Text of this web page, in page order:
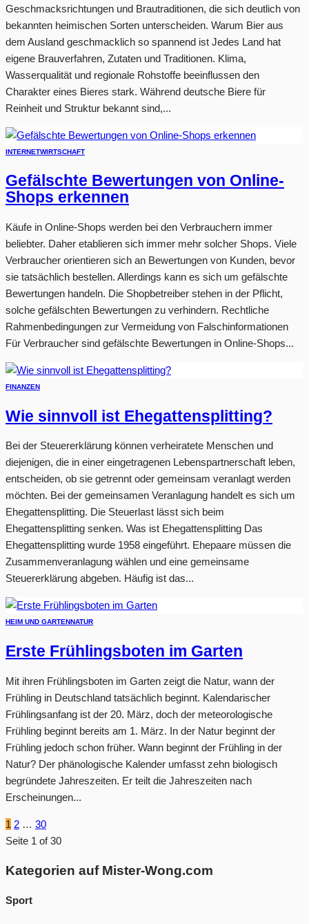
Geschmacksrichtungen und Brautraditionen, die sich deutlich von
bekannten heimischen Sorten unterscheiden. Warum Bier aus
dem Ausland geschmacklich so spannend ist Jedes Land hat
eigene Brauverfahren, Zutaten und Traditionen. Klima,
Wasserqualität und regionale Rohstoffe beeinflussen den
Charakter eines Bieres stark. Während deutsche Biere für
Reinheit und Struktur bekannt sind,...
INTERNETWIRTSCHAFT
Gefälschte Bewertungen von Online-
Shops erkennen
Käufe in Online-Shops werden bei den Verbrauchern immer
beliebter. Daher etablieren sich immer mehr solcher Shops. Viele
Verbraucher orientieren sich an Bewertungen von Kunden, bevor
sie tatsächlich bestellen. Allerdings kann es sich um gefälschte
Bewertungen handeln. Die Shopbetreiber stehen in der Pflicht,
solche gefälschten Bewertungen zu verhindern. Rechtliche
Rahmenbedingungen zur Vermeidung von Falschinformationen
Für Verbraucher sind gefälschte Bewertungen in Online-Shops...
FINANZEN
Wie sinnvoll ist Ehegattensplitting?
Bei der Steuererklärung können verheiratete Menschen und
diejenigen, die in einer eingetragenen Lebenspartnerschaft leben,
entscheiden, ob sie getrennt oder gemeinsam veranlagt werden
möchten. Bei der gemeinsamen Veranlagung handelt es sich um
Ehegattensplitting. Die Steuerlast lässt sich beim
Ehegattensplitting senken. Was ist Ehegattensplitting Das
Ehegattensplitting wurde 1958 eingeführt. Ehepaare müssen die
Zusammenveranlagung wählen und eine gemeinsame
Steuererklärung abgeben. Häufig ist das...
HEIM UND GARTEN NATUR
Erste Frühlingsboten im Garten
Mit ihren Frühlingsboten im Garten zeigt die Natur, wann der
Frühling in Deutschland tatsächlich beginnt. Kalendarischer
Frühlingsanfang ist der 20. März, doch der meteorologische
Frühling beginnt bereits am 1. März. In der Natur beginnt der
Frühling jedoch schon früher. Wann beginnt der Frühling in der
Natur? Der phänologische Kalender umfasst zehn biologisch
begründete Jahreszeiten. Er teilt die Jahreszeiten nach
Erscheinungen...
1 2 … 30
Seite 1 of 30
Kategorien auf Mister-Wong.com
Sport